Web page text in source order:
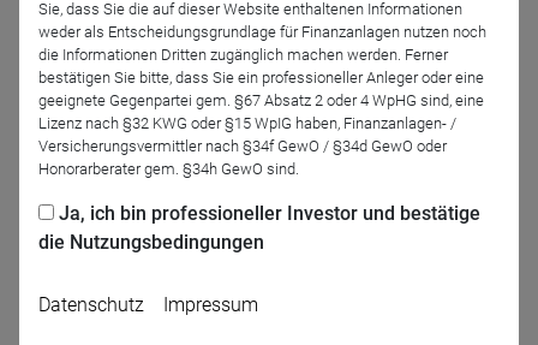
Referenten
SQUAD Fonds SQUAD Fonds
Sie, dass Sie die auf dieser Website enthaltenen Informationen
weder als Entscheidungsgrundlage für Finanzanlagen nutzen noch
die Informationen Dritten zugänglich machen werden. Ferner
bestätigen Sie bitte, dass Sie ein professioneller Anleger oder eine
geeignete Gegenpartei gem. §67 Absatz 2 oder 4 WpHG sind, eine
Lizenz nach §32 KWG oder §15 WpIG haben, Finanzanlagen- /
Versicherungsvermittler nach §34f GewO / §34d GewO oder
Honorarberater gem. §34h GewO sind.
Ja, ich bin professioneller Investor und bestätige
die Nutzungsbedingungen
Datenschutz Impressum